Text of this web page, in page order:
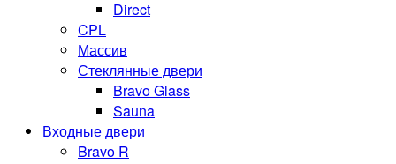
Direct
CPL
Массив
Стеклянные двери
Bravo Glass
Sauna
Входные двери
Bravo R